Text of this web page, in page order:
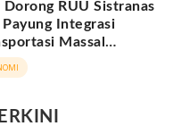
Dorong RUU Sistranas
Payung Integrasi
Massal